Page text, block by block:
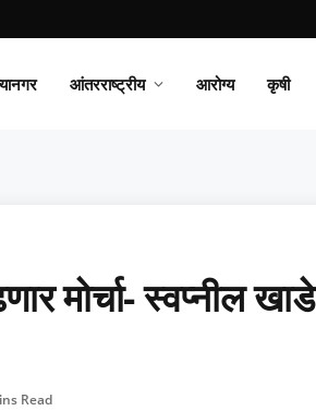
आंतरराष्ट्रीय आरोग्य कृषी
मोर्चा- स्वप्नील खाडे
Read